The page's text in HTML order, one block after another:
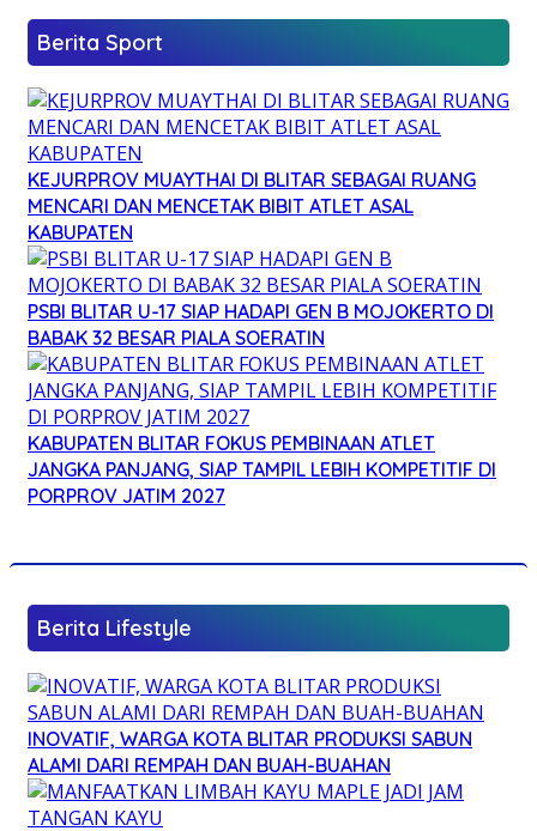
Berita Sport
KEJURPROV MUAYTHAI DI BLITAR SEBAGAI RUANG
MENCARI DAN MENCETAK BIBIT ATLET ASAL
KABUPATEN
PSBI BLITAR U-17 SIAP HADAPI GEN B MOJOKERTO DI
BABAK 32 BESAR PIALA SOERATIN
KABUPATEN BLITAR FOKUS PEMBINAAN ATLET
JANGKA PANJANG, SIAP TAMPIL LEBIH KOMPETITIF DI
PORPROV JATIM 2027
Berita Lifestyle
INOVATIF, WARGA KOTA BLITAR PRODUKSI SABUN
ALAMI DARI REMPAH DAN BUAH-BUAHAN